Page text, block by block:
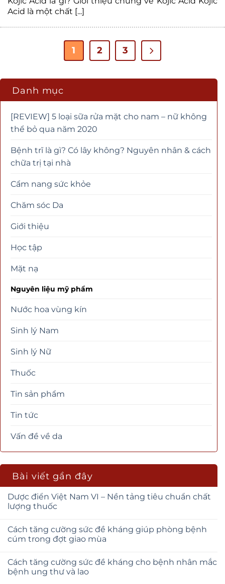
Acid là một chất [...]
1 2 3
Danh mục
[REVIEW] 5 loại sữa rửa mặt cho nam – nữ không
thể bỏ qua năm 2020
Bệnh trĩ là gì? Có lây không? Nguyên nhân & cách
chữa trị tại nhà
Cẩm nang sức khỏe
Chăm sóc Da
Giới thiệu
Học tập
Mặt nạ
Nguyên liệu mỹ phẩm
Nước hoa vùng kín
Sinh lý Nam
Sinh lý Nữ
Thuốc
Tin sản phẩm
Tin tức
Vấn đề về da
Bài viết gần đây
Dược điển Việt Nam VI – Nền tảng tiêu chuẩn chất
lượng thuốc
Cách tăng cường sức đề kháng giúp phòng bệnh
cúm trong đợt giao mùa
Cách tăng cường sức đề kháng cho bệnh nhân mắc
bệnh ung thư và lao